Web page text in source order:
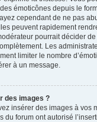
émoticônes depuis le
cependant de ne pas
peuvent rapidement
pourrait décider
Les
limiter le nombre
à un message.
des images ?
insérer des images à vos
du forum ont autorisé